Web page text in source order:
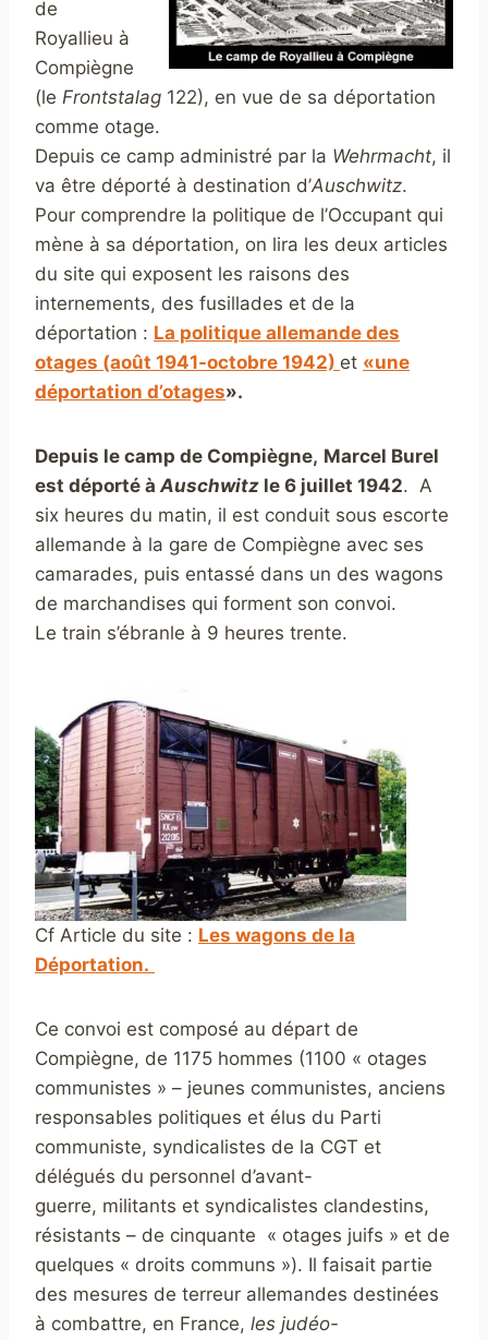
de
Royallieu à
Compiègne
(le Frontstalag 122), en vue de sa déportation
comme otage.
Depuis ce camp administré par la Wehrmacht, il
va être déporté à destination d’Auschwitz.
Pour comprendre la politique de l’Occupant qui
mène à sa déportation, on lira les deux articles
du site qui exposent les raisons des
internements, des fusillades et de la
déportation : La politique allemande des
otages (août 1941-octobre 1942) et «une
déportation d’otages».
Depuis le camp de Compiègne, Marcel Burel
est déporté à Auschwitz le 6 juillet 1942. A
six heures du matin, il est conduit sous escorte
allemande à la gare de Compiègne avec ses
camarades, puis entassé dans un des wagons
de marchandises qui forment son convoi.
Le train s’ébranle à 9 heures trente.
Cf Article du site : Les wagons de la
Déportation.
Ce convoi est composé au départ de
Compiègne, de 1175 hommes (1100 « otages
communistes » – jeunes communistes, anciens
responsables politiques et élus du Parti
communiste, syndicalistes de la CGT et
délégués du personnel d’avant-
guerre, militants et syndicalistes clandestins,
résistants – de cinquante « otages juifs » et de
quelques « droits communs »). Il faisait partie
des mesures de terreur allemandes destinées
à combattre, en France, les judéo-